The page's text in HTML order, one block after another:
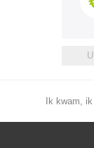
Ik kwam,